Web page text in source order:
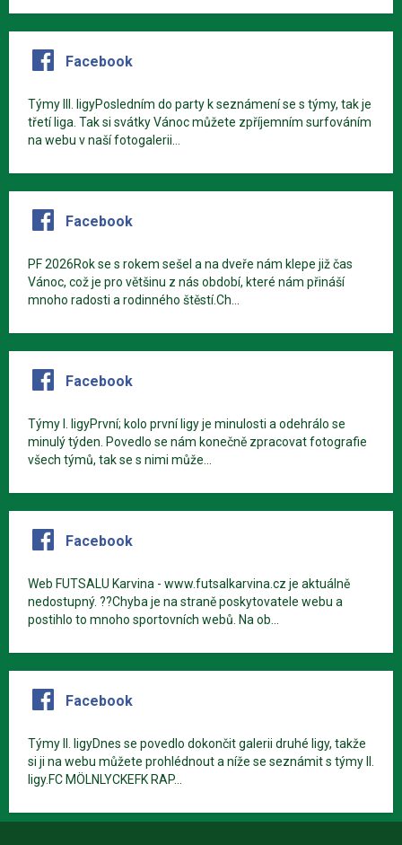
Facebook
Týmy III. ligyPosledním do party k seznámení se s týmy, tak je
třetí liga. Tak si svátky Vánoc můžete zpříjemním surfováním
na webu v naší fotogalerii...
Facebook
PF 2026Rok se s rokem sešel a na dveře nám klepe již čas
Vánoc, což je pro většinu z nás období, které nám přináší
mnoho radosti a rodinného štěstí.Ch...
Facebook
Týmy I. ligyPrvní; kolo první ligy je minulosti a odehrálo se
minulý týden. Povedlo se nám konečně zpracovat fotografie
všech týmů, tak se s nimi může...
Facebook
Web FUTSALU Karvina - www.futsalkarvina.cz je aktuálně
nedostupný. ??Chyba je na straně poskytovatele webu a
postihlo to mnoho sportovních webů. Na ob...
Facebook
Týmy II. ligyDnes se povedlo dokončit galerii druhé ligy, takže
si ji na webu můžete prohlédnout a níže se seznámit s týmy II.
ligy.FC MÖLNLYCKEFK RAP...